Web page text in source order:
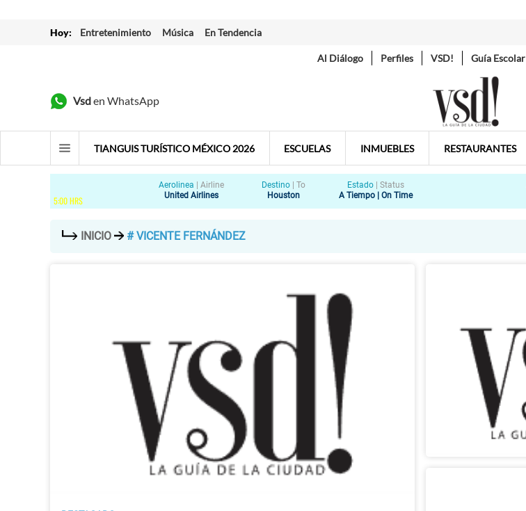
Hoy: Entretenimiento Música En Tendencia
Al Diálogo Perfiles VSD! Guía Escolar
Vsden WhatsApp
TIANGUIS TURÍSTICO MÉXICO 2026 ESCUELAS INMUEBLES RESTAURANTES
5:00HRS
Aerolinea
Airline
United Airlines
Destino
To
Houston
Estado
Status
A Tiempo | On Time
INICIO # VICENTE FERNÁNDEZ